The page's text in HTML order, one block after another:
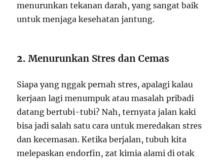
menurunkan tekanan darah, yang sangat baik
untuk menjaga kesehatan jantung.
2.Menurunkan Stres dan Cemas
Siapa yang nggak pernah stres, apalagi kalau
kerjaan lagi menumpuk atau masalah pribadi
datang bertubi-tubi? Nah, ternyata jalan kaki
bisa jadi salah satu cara untuk meredakan stres
dan kecemasan. Ketika berjalan, tubuh kita
melepaskan endorfin, zat kimia alami di otak